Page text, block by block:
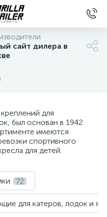
сайт дилера в
для
был основан в 1942
имеются
спортивного
для детей.
72
для катеров, лодок и яхт